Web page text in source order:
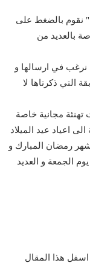
نقوم بالضغط على
بالعديد من
نرغب في ارسالها و
التي ذكرتاها لا
مجانية خاصة
اعياد عيد الميلاد
رمضان المبارك و
الجمعة و العديد
اسفل هذا المقال